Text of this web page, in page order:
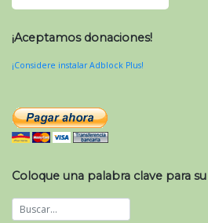
¡Aceptamos donaciones!
¡Considere instalar Adblock Plus!
Coloque una palabra clave para